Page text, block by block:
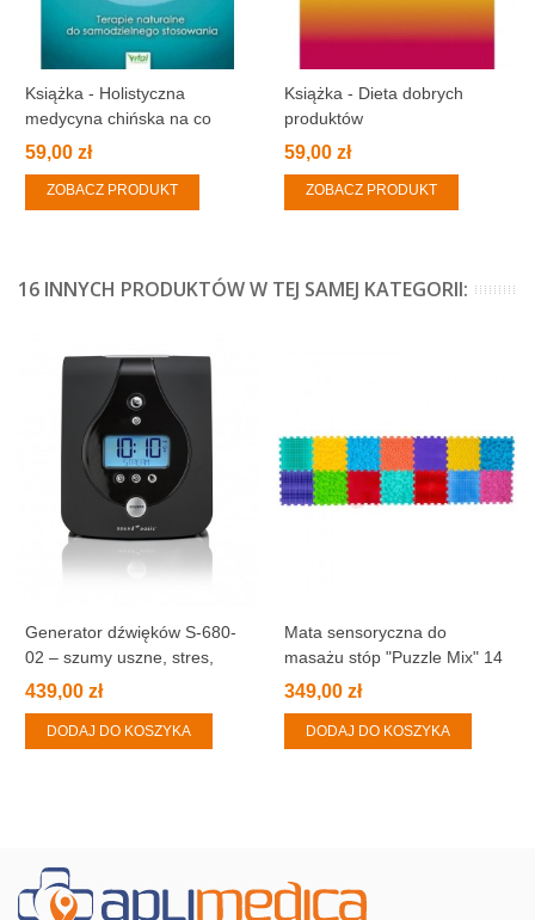
Książka - Holistyczna
medycyna chińska na co
dzień
59,00 zł
ZOBACZ PRODUKT
Książka - Dieta dobrych
produktów
59,00 zł
ZOBACZ PRODUKT
16 INNYCH PRODUKTÓW W TEJ SAMEJ KATEGORII:
Generator dźwięków S-680-
02 – szumy uszne, stres,
zmęczenie, bezsenność
439,00 zł
DODAJ DO KOSZYKA
Mata sensoryczna do
masażu stóp "Puzzle Mix" 14
elementów
349,00 zł
DODAJ DO KOSZYKA